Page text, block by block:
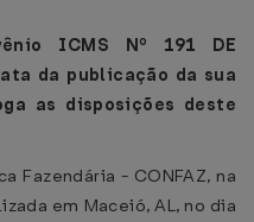
ICMS Nº 191 DE
da publicação da sua
as disposições deste
Fazendária - CONFAZ, na
em Maceió, AL, no dia